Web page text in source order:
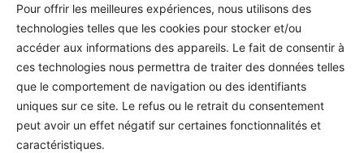
Pour offrir les meilleures expériences, nous utilisons des
technologies telles que les cookies pour stocker et/ou
accéder aux informations des appareils. Le fait de consentir à
ces technologies nous permettra de traiter des données telles
que le comportement de navigation ou des identifiants
uniques sur ce site. Le refus ou le retrait du consentement
peut avoir un effet négatif sur certaines fonctionnalités et
caractéristiques.
S'abonner
À propos
Contact / Support
Mes publications
INFORMATIONS LÉGALES